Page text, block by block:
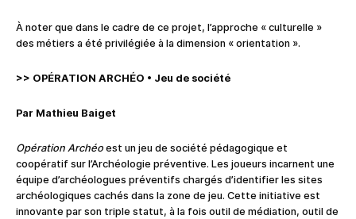
À noter que dans le cadre de ce projet, l’approche « culturelle »
des métiers a été privilégiée à la dimension « orientation ».
>> OPÉRATION ARCHÉO • Jeu de société
Par Mathieu Baiget
Opération Archéo est un jeu de société pédagogique et
coopératif sur l’Archéologie préventive. Les joueurs incarnent une
équipe d’archéologues préventifs chargés d’identifier les sites
archéologiques cachés dans la zone de jeu. Cette initiative est
innovante par son triple statut, à la fois outil de médiation, outil de